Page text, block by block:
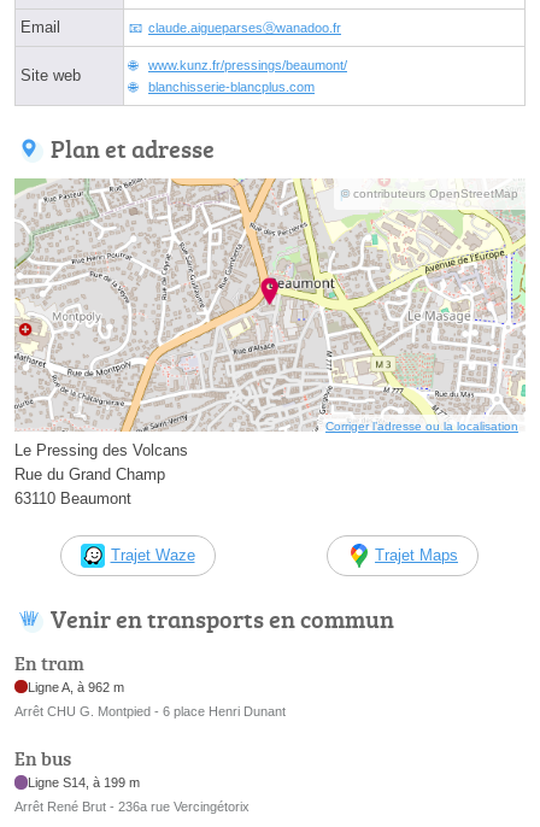
Email claude.aigueparsesⓐwanadoo.fr
Site web
www.kunz.fr/pressings/beaumont/
blanchisserie-blancplus.com
Plan et adresse
© contributeurs OpenStreetMap
Corriger l’adresse ou la localisation
Le Pressing des Volcans
Rue du Grand Champ
63110 Beaumont
Trajet Waze Trajet Maps
Venir en transports en commun
En tram
Ligne A, à 962 m
Arrêt CHU G. Montpied - 6 place Henri Dunant
En bus
Ligne S14, à 199 m
Arrêt René Brut - 236a rue Vercingétorix